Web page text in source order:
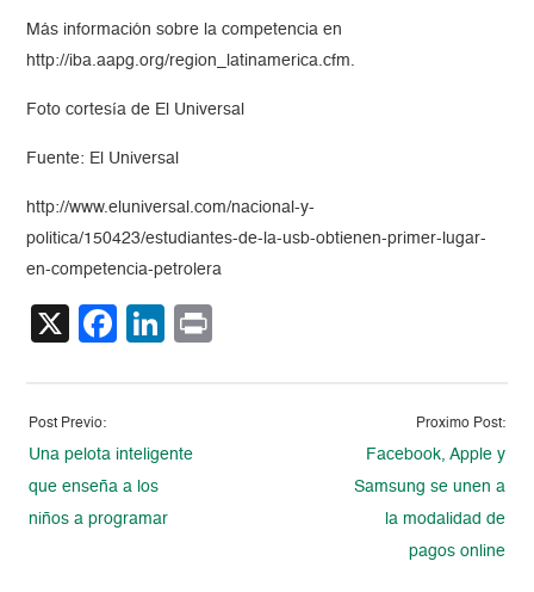
Más información sobre la competencia en
http://iba.aapg.org/region_latinamerica.cfm.
Foto cortesía de El Universal
Fuente: El Universal
http://www.eluniversal.com/nacional-y-
politica/150423/estudiantes-de-la-usb-obtienen-primer-lugar-
en-competencia-petrolera
X Facebook
LinkedIn
Post Previo:
Una pelota inteligente
que enseña a los
niños a programar
Proximo Post:
Facebook, Apple y
Samsung se unen a
la modalidad de
pagos online